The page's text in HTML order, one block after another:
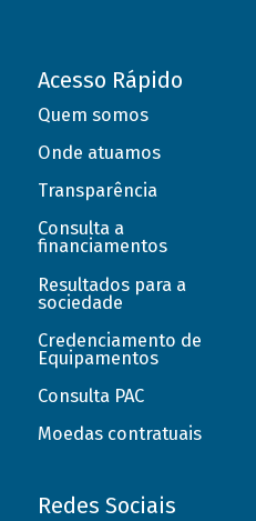
Acesso Rápido
Quem somos
Onde atuamos
Transparência
Consulta a
financiamentos
Resultados para a
sociedade
Credenciamento de
Equipamentos
Consulta PAC
Moedas contratuais
Redes Sociais